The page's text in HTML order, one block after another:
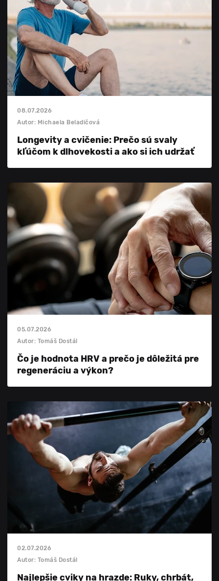
08.07.2026
Autor: Michaela Beladičová
Longevity a cvičenie: Prečo sú svaly
kľúčom k dlhovekosti a ako si ich udržať
05.07.2026
Autor: Tomáš Dostál
Čo je hodnota HRV a prečo je dôležitá pre
regeneráciu a výkon?
02.07.2026
Autor: Tomáš Dostál
Najlepšie cviky na hrazde: Ruky, chrbát,